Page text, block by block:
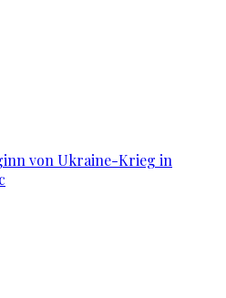
von Ukraine-Krieg in